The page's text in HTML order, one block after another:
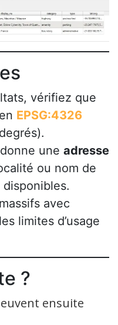
vérifiez que
EPSG:4326
une adresse
ou nom de
avec
limites d’usage
?
ensuite